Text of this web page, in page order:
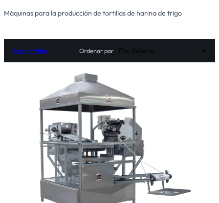
Máquinas para la producción de tortillas de harina de trigo
Mostrar filtro Ordenar por
Seleccionar opciones